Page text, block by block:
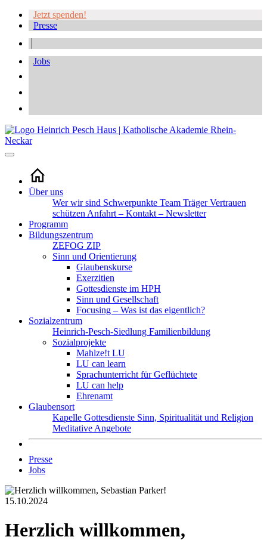
Jetzt spenden!
Presse
Jobs
Über uns
Wer wir sind Schwerpunkte Team TrägerVertrauen
schützen Anfahrt – Kontakt – Newsletter
Programm
Bildungszentrum
ZEFOG ZIP
Sinn und Orientierung
Glaubenskurse
Exerzitien
Gottesdienste im HPH
Sinn und Gesellschaft
Focusing – Was ist das eigentlich?
Sozialzentrum
Heinrich-Pesch-Siedlung Familienbildung
Sozialprojekte
Mahlze!t LU
LU can learn
Sprachunterricht für Geflüchtete
LU can help
Ehrenamt
Glaubensort
Kapelle Gottesdienste Sinn, Spiritualität und Religion
Meditative Angebote
Presse
Jobs
15.10.2024
Herzlich willkommen,